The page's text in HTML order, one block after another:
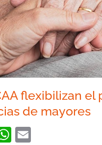
flexibilizan el
de mayores
WhatsApp